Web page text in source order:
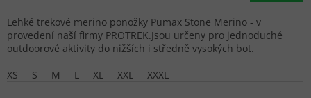
Lehké trekové merino ponožky Pumax Stone Merino - v
provedení naší firmy PROTREK.Jsou určeny pro jednoduché
outdoorové aktivity do nižších i středně vysokých bot.
XS
S M L XL XXL XXXL